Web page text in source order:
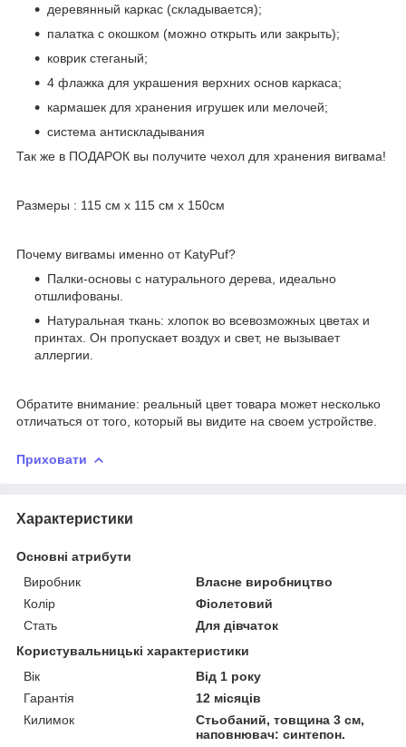
деревянный каркас (складывается);
палатка с окошком (можно открыть или закрыть);
коврик стеганый;
4 флажка для украшения верхних основ каркаса;
кармашек для хранения игрушек или мелочей;
система антискладывания
Так же в ПОДАРОК вы получите чехол для хранения вигвама!
Размеры : 115 см x 115 см x 150см
Почему вигвамы именно от KatyPuf?
Палки-основы с натурального дерева, идеально
отшлифованы.
Натуральная ткань: хлопок во всевозможных цветах и
принтах. Он пропускает воздух и свет, не вызывает
аллергии.
Обратите внимание: реальный цвет товара может несколько
отличаться от того, который вы видите на своем устройстве.
Приховати
Характеристики
Основні атрибути
Виробник
Власне виробництво
Колір
Фіолетовий
Стать
Для дівчаток
Користувальницькі характеристики
Вік
Від 1 року
Гарантія
12 місяців
Килимок
Стьобаний, товщина 3 см,
наповнювач: синтепон.